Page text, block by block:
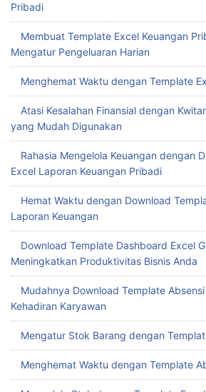
Pribadi
Membuat Template Excel Keuangan
Mengatur Pengeluaran Harian
Menghemat Waktu dengan Template
Atasi Kesalahan Finansial dengan
yang Mudah Digunakan
Rahasia Mengelola Keuangan dengan
Excel Laporan Keuangan Pribadi
Hemat Waktu dengan Download
Laporan Keuangan
Download Template Dashboard Excel
Meningkatkan Produktivitas Bisnis Anda
Mudahnya Download Template
Kehadiran Karyawan
Mengatur Stok Barang dengan
Menghemat Waktu dengan Template